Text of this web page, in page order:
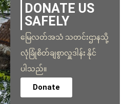
DONATE US
SAFELY
မြေလတ်အသံ သတင်းဌာနသို့
လုံခြုံစိတ်ချစွာလှူဒါန်း နိုင်
ပါသည်။
Donate